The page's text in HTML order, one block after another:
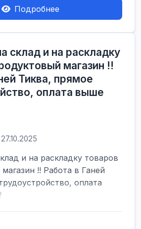
Подробнее
склад и на раскладку
магазин !!
Тиква, прямое
оплата выше
и на раскладку товаров
!! Работа в Ганей
оплата